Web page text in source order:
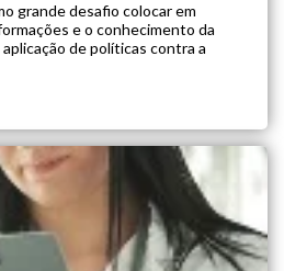
grande desafio colocar em
e o conhecimento da
de políticas contra a